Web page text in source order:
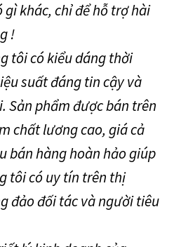
khác, chỉ để hỗ trợ hài
!
tôi có kiểu dáng thời
suất đáng tin cậy và
Sản phẩm được bán trên
chất lương cao, giá cả
bán hàng hoàn hảo giúp
tôi có uy tín trên thị
đảo đối tác và người tiêu